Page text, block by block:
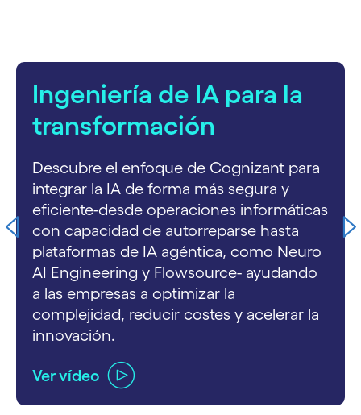
Ingeniería de IA para la
transformación
Descubre el enfoque de Cognizant para
integrar la IA de forma más segura y
eficiente-desde operaciones informáticas
con capacidad de autorreparse hasta
plataformas de IA agéntica, como Neuro
AI Engineering y Flowsource- ayudando
a las empresas a optimizar la
complejidad, reducir costes y acelerar la
innovación.
Ver vídeo